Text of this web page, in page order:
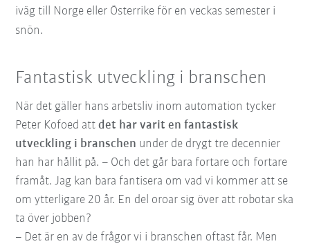
iväg till Norge eller Österrike för en veckas semester i
snön.
Fantastisk utveckling i branschen
När det gäller hans arbetsliv inom automation tycker
Peter Kofoed attdet har varit en fantastisk
utveckling i branschen under de drygt tre decennier
han har hållit på. – Och det går bara fortare och fortare
framåt. Jag kan bara fantisera om vad vi kommer att se
om ytterligare 20 år. En del oroar sig över att robotar ska
ta över jobben?
– Det är en av de frågor vi i branschen oftast får. Men